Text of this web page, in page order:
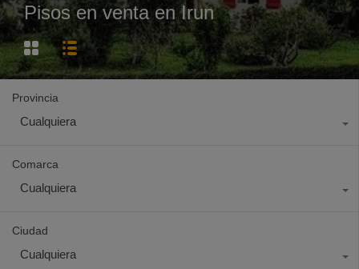
Pisos en venta en Irun
Provincia
Cualquiera
Comarca
Cualquiera
Ciudad
Cualquiera